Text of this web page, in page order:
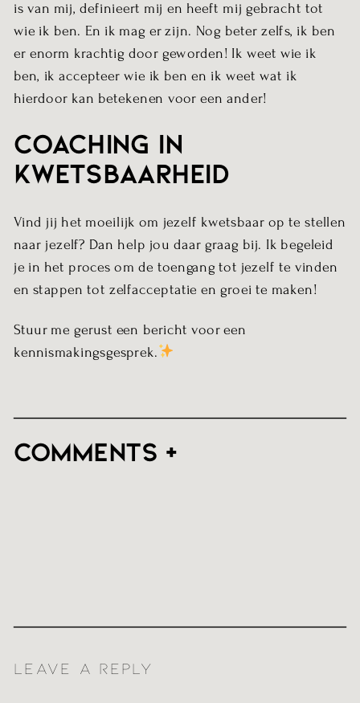
is van mij, definieert mij en heeft mij gebracht tot
wie ik ben. En ik mag er zijn. Nog beter zelfs, ik ben
er enorm krachtig door geworden! Ik weet wie ik
ben, ik accepteer wie ik ben en ik weet wat ik
hierdoor kan betekenen voor een ander!
Coaching in
kwetsbaarheid
Vind jij het moeilijk om jezelf kwetsbaar op te stellen
naar jezelf? Dan help jou daar graag bij. Ik begeleid
je in het proces om de toengang tot jezelf te vinden
en stappen tot zelfacceptatie en groei te maken!
Stuur me gerust een bericht voor een
kennismakingsgesprek.
Comments +
LEAVE A REPLY